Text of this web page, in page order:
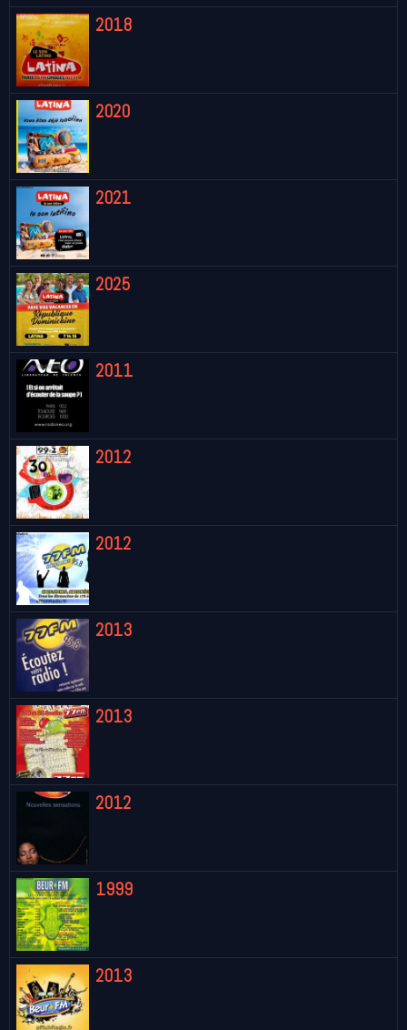
2018
2020
2021
2025
2011
2012
2012
2013
2013
2012
1999
2013